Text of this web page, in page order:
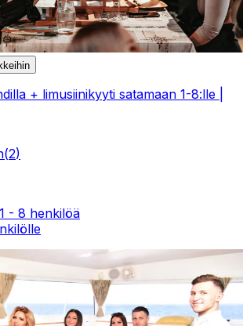
+ limusiinikyyti satamaan 1-8:lle |
(2)
- 8 henkilöä